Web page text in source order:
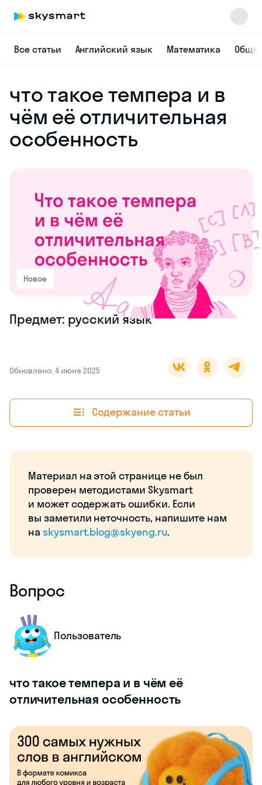
Все статьи Английский язык Математика
что такое темпера и в
чём её отличительная
особенность
Новое
Предмет: русский язык
Обновлено: 4 июня 2025
Содержание статьи
Материал на этой странице не был
проверен методистами Skysmart
и может содержать ошибки. Если
вы заметили неточность, напишите нам
на skysmart.blog@skyeng.ru.
Вопрос
Пользователь
что такое темпера и в чём её
отличительная особенность